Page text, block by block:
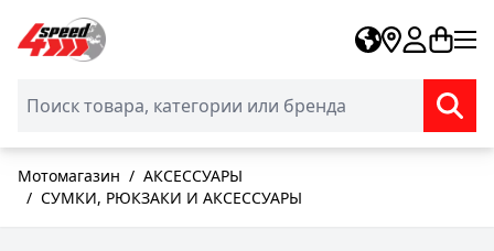
Skip to Content
Мотомагазин / АКСЕССУАРЫ
/ СУМКИ, РЮКЗАКИ И АКСЕССУАРЫ